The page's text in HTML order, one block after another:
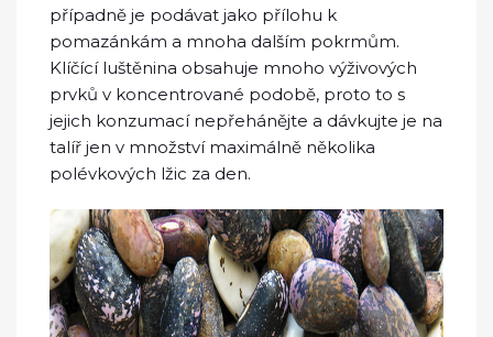
případně je podávat jako přílohu k
pomazánkám a mnoha dalším pokrmům.
Klíčící luštěnina obsahuje mnoho výživových
prvků v koncentrované podobě, proto to s
jejich konzumací nepřehánějte a dávkujte je na
talíř jen v množství maximálně několika
polévkových lžic za den.